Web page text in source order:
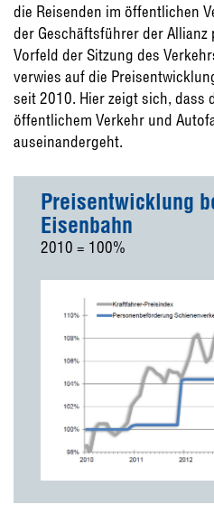
die Reisenden im öffentlichen
der Geschäftsführer der Allianz
Vorfeld der Sitzung des
verwies auf die
seit 2010. Hier zeigt sich,
öffentlichem Verkehr und
auseinandergeht.
Preisentwicklung
Eisenbahn
2010 = 100%